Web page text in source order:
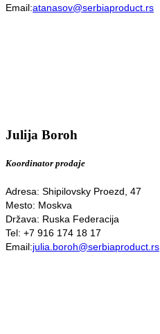
Email:atanasov@serbiaproduct.rs
Julija Boroh
Koordinator prodaje
Adresa: Shipilovsky Proezd, 47
Mesto: Moskva
Država: Ruska Federacija
Tel: +7 916 174 18 17
Email:julia.boroh@serbiaproduct.rs